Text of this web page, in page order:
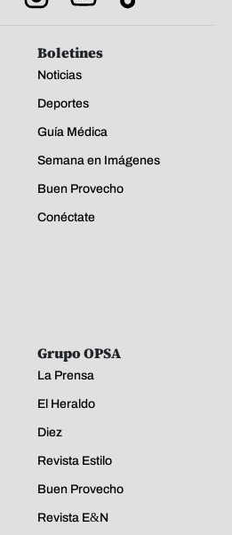
Boletines
Noticias
Deportes
Guía Médica
Semana en Imágenes
Buen Provecho
Conéctate
Grupo OPSA
La Prensa
El Heraldo
Diez
Revista Estilo
Buen Provecho
Revista E&N